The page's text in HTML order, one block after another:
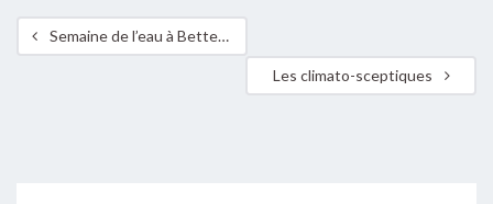
Semaine de l’eau à Bettembourg
Les climato-sceptiques